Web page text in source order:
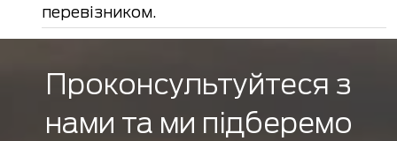
перевізником.
Проконсультуйтеся з
нами та ми підберемо